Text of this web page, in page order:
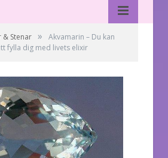
& Stenar »
Akvamarin – Du kan
fylla dig med livets elixir